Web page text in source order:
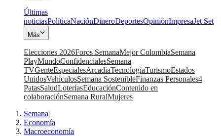
Últimas
noticiasPolíticaNaciónDineroDeportesOpiniónImpresaJet Set
Más
Elecciones 2026Foros SemanaMejor ColombiaSemana
PlayMundoConfidencialesSemana
TVGenteEspecialesArcadiaTecnologíaTurismoEstados
UnidosVehículosSemana SostenibleFinanzas Personales4
PatasSaludLoteríasEducaciónContenido en
colaboraciónSemana RuralMujeres
Semana|
Economía|
Macroeconomía